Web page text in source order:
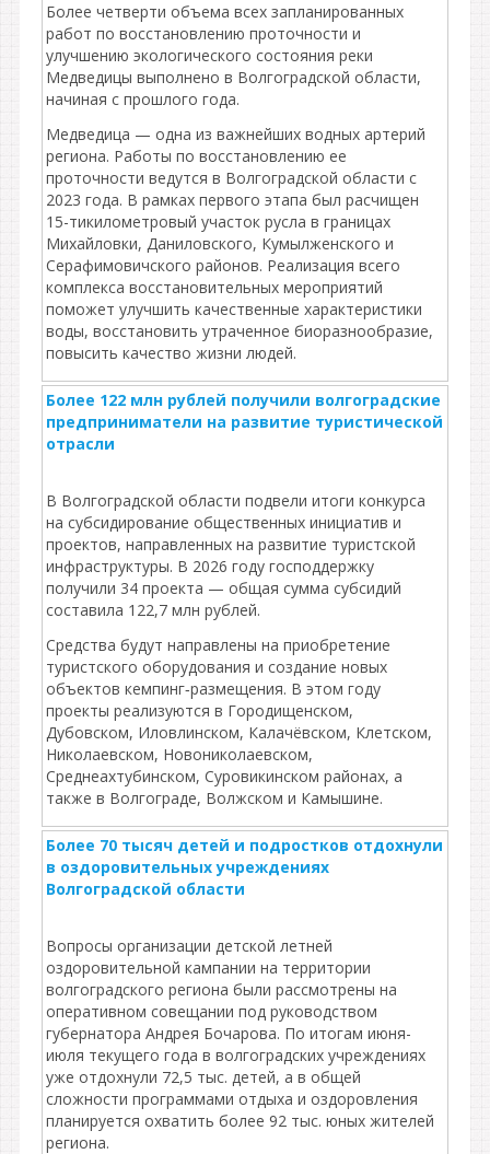
Более четверти объема всех запланированных
работ по восстановлению проточности и
улучшению экологического состояния реки
Медведицы выполнено в Волгоградской области,
начиная с прошлого года.
Медведица — одна из важнейших водных артерий
региона. Работы по восстановлению ее
проточности ведутся в Волгоградской области с
2023 года. В рамках первого этапа был расчищен
15-тикилометровый участок русла в границах
Михайловки, Даниловского, Кумылженского и
Серафимовичского районов. Реализация всего
комплекса восстановительных мероприятий
поможет улучшить качественные характеристики
воды, восстановить утраченное биоразнообразие,
повысить качество жизни людей.
Более 122 млн рублей получили волгоградские
предприниматели на развитие туристической
отрасли
В Волгоградской области подвели итоги конкурса
на субсидирование общественных инициатив и
проектов, направленных на развитие туристской
инфраструктуры. В 2026 году господдержку
получили 34 проекта — общая сумма субсидий
составила 122,7 млн рублей.
Средства будут направлены на приобретение
туристского оборудования и создание новых
объектов кемпинг‑размещения. В этом году
проекты реализуются в Городищенском,
Дубовском, Иловлинском, Калачёвском, Клетском,
Николаевском, Новониколаевском,
Среднеахтубинском, Суровикинском районах, а
также в Волгограде, Волжском и Камышине.
Более 70 тысяч детей и подростков отдохнули
в оздоровительных учреждениях
Волгоградской области
Вопросы организации детской летней
оздоровительной кампании на территории
волгоградского региона были рассмотрены на
оперативном совещании под руководством
губернатора Андрея Бочарова. По итогам июня-
июля текущего года в волгоградских учреждениях
уже отдохнули 72,5 тыс. детей, а в общей
сложности программами отдыха и оздоровления
планируется охватить более 92 тыс. юных жителей
региона.